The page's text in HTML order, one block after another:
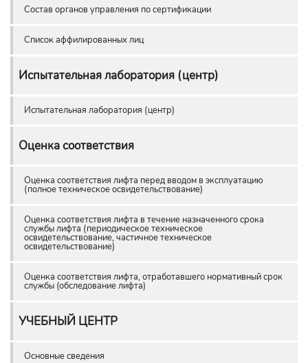
Состав органов управления по сертификации
Список аффилированных лиц
Испытательная лаборатория (центр)
Испытательная лаборатория (центр)
Оценка соответствия
Оценка соответствия лифта перед вводом в эксплуатацию
(полное техническое освидетельствование)
Оценка соответствия лифта в течение назначенного срока
службы лифта (периодическое техническое
освидетельствование, частичное техническое
освидетельствование)
Оценка соответствия лифта, отработавшего нормативный срок
службы (обследование лифта)
УЧЕБНЫЙ ЦЕНТР
Основные сведения